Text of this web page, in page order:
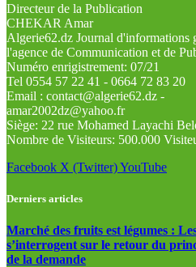
Directeur de la Publication
CHEKAR Amar
Algerie62.dz Journal d'informations
l'agence de Communication et de
Numéro enrigistrement: 07/21
Tel 0554 57 22 41 - 0664 72 83 20
Email : contact@algerie62.dz -
amar2002dz@yahoo.fr
Siège: 22 rue Mohamed Layachi
Nombre de Visiteurs: 500.000
Facebook X (Twitter)YouTube
Derniers articles
Marché des fruits est légumes :
s’interrogent sur le retour du
de la demande